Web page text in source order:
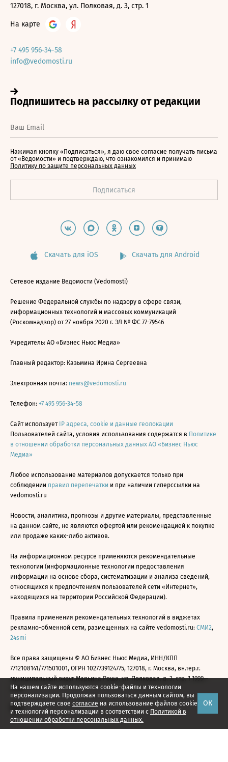
На нашем сайте используются cookie-файлы и технологии
персонализации. Продолжая пользоваться данным сайтом, вы
подтверждаете свое согласие на использование файлов cookie
и технологий персонализации в соответствии с Политикой в
отношении обработки персональных данных.
ОК
127018, г. Москва, ул. Полковая, д. 3, стр. 1
На карте
+7 495 956-34-58
info@vedomosti.ru
Нажимая кнопку «Подписаться», я даю свое согласие получать письма
от «Ведомости» и подтверждаю, что ознакомился и принимаю
Политику по защите персональных данных
Скачать для iOS Скачать для Android
Сетевое издание Ведомости (Vedomosti)
Решение Федеральной службы по надзору в сфере связи,
информационных технологий и массовых коммуникаций
(Роскомнадзор) от 27 ноября 2020 г. ЭЛ № ФС 77-79546
Учредитель: АО «Бизнес Ньюс Медиа»
Главный редактор: Казьмина Ирина Сергеевна
Электронная почта: news@vedomosti.ru
Телефон: +7 495 956-34-58
Сайт использует IP адреса, cookie и данные геолокации
Пользователей сайта, условия использования содержатся в Политике
в отношении обработки персональных данных АО «Бизнес Ньюс
Медиа»
Любое использование материалов допускается только при
соблюдении правил перепечатки и при наличии гиперссылки на
vedomosti.ru
Новости, аналитика, прогнозы и другие материалы, представленные
на данном сайте, не являются офертой или рекомендацией к покупке
или продаже каких-либо активов.
На информационном ресурсе применяются рекомендательные
технологии (информационные технологии предоставления
информации на основе сбора, систематизации и анализа сведений,
относящихся к предпочтениям пользователей сети «Интернет»,
находящихся на территории Российской Федерации).
Правила применения рекомендательных технологий в виджетах
рекламно-обменной сети, размещенных на сайте vedomosti.ru: СМИ2,
24smi
Все права защищены © АО Бизнес Ньюс Медиа, ИНН/КПП
7712108141/771501001, ОГРН 1027739124775, 127018, г. Москва, вн.тер.г.
муниципальный округ Марьина Роща, ул. Полковая, д. 3, стр. 1 1999—
2026